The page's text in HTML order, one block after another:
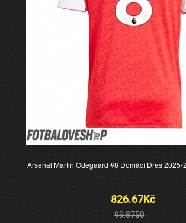
Arsenal Martin Odegaard #8 Domácí Dres 2025-
826.67Kč
99.8750